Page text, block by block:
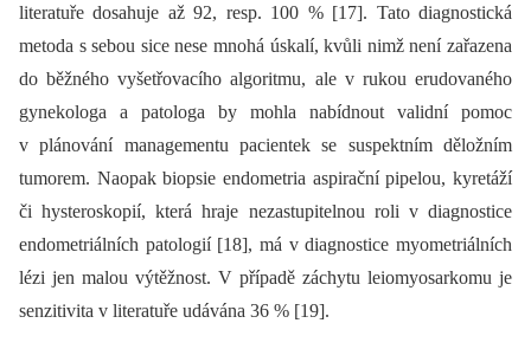
literatuře dosahuje až 92, resp. 100 % [17]. Tato dia­gnostická
metoda s sebou sice nese mnohá úskalí, kvůli nimž není zařazena
do běžného vyšetřovacího algoritmu, ale v rukou erudovaného
gynekologa a patologa by mohla nabídnout validní pomoc
v plánování managementu pacientek se suspektním děložním
tumorem. Naopak bio­psie endometria aspirační pipelou, kyretáží
či hysteroskopií, která hraje nezastupitelnou roli v dia­gnostice
endometriálních patologií [18], má v dia­gnostice myometriálních
lézi jen malou výtěžnost. V případě záchytu leiomyosarkomu je
senzitivita v literatuře udávána 36 % [19].